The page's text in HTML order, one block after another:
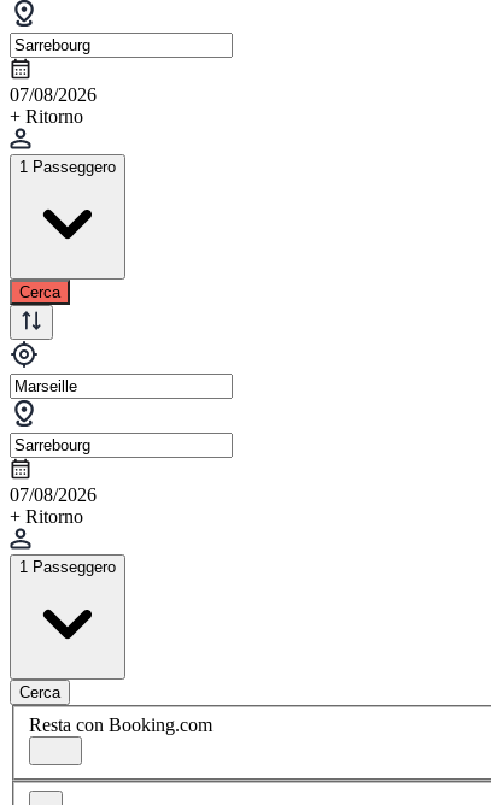
07/08/2026
+ Ritorno
1 Passeggero
Cerca
07/08/2026
+ Ritorno
1 Passeggero
Cerca
Resta con Booking.com